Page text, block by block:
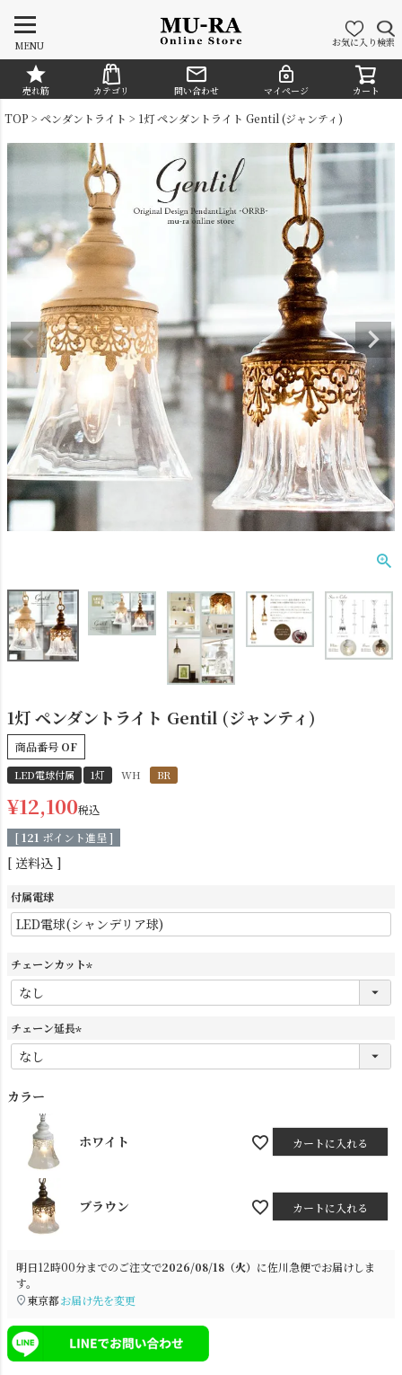
MENU お気に入り検索
CATEGORY
シャンデリア ペンダントライト
フロアライト
シーリングライト シーリングファン
売れ筋 カテゴリ 問い合わせ マイページ カート
TOP ペンダントライト 1灯 ペンダントライト Gentil (ジャンティ)
1灯 ペンダントライト Gentil (ジャンティ)
商品番号 OF
LED電球付属 1灯 WH BR
¥12,100税込
[121 ポイント進呈 ]
送料込
付属電球
チェーンカット
(
チェーン延長
(
カラー
ホワイト カートに入れる
ブラウン カートに入れる
明日12時00分までのご注文で2026/08/18（火） に佐川急便でお届けしま
す。
東京都お届け先を変更